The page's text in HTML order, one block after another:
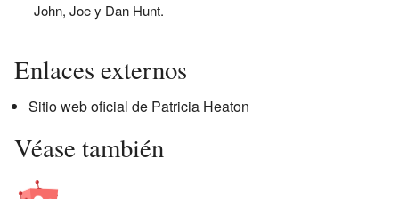
John, Joe y Dan Hunt.
Enlaces externos
Sitio web oficial de Patricia Heaton
Véase también